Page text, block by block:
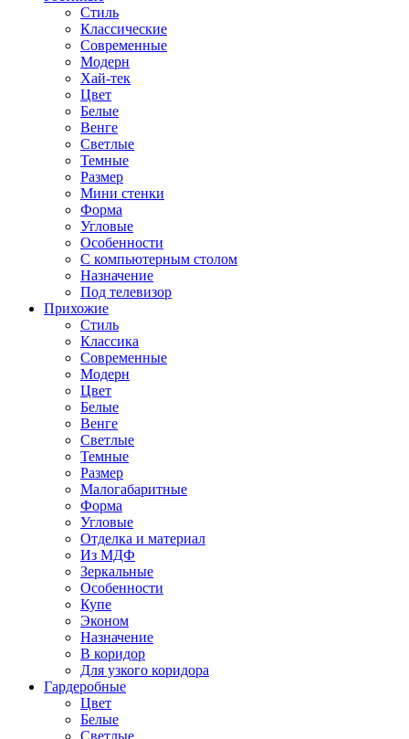
Стиль
Классические
Современные
Модерн
Хай-тек
Цвет
Белые
Венге
Светлые
Темные
Размер
Мини стенки
Форма
Угловые
Особенности
С компьютерным столом
Назначение
Под телевизор
Прихожие
Стиль
Классика
Современные
Модерн
Цвет
Белые
Венге
Светлые
Темные
Размер
Малогабаритные
Форма
Угловые
Отделка и материал
Из МДФ
Зеркальные
Особенности
Купе
Эконом
Назначение
В коридор
Для узкого коридора
Гардеробные
Цвет
Белые
Светлые